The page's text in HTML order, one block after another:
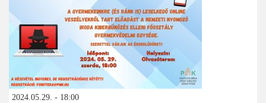
2024.05.29. - 18:00